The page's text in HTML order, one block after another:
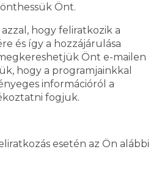
Önt.
hogy feliratkozik a
és így a hozzájárulása
Önt e-mailen
hogy a programjainkkal
információról a
fogjuk.
esetén az Ön alábbi